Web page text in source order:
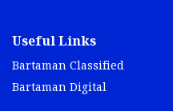
Useful Links
Bartaman Classified
Bartaman Digital